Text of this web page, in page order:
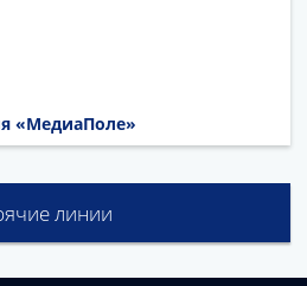
«МедиаПоле»
линии